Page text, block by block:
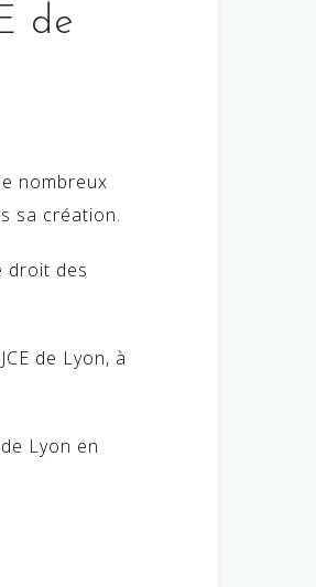
de
nombreux
sa création.
droit des
de Lyon, à
Lyon en